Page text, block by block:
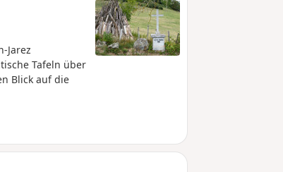
Jarez
Tafeln über
Blick auf die